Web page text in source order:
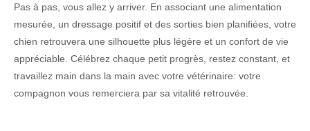
Pas à pas, vous allez y arriver. En associant une alimentation
mesurée, un dressage positif et des sorties bien planifiées, votre
chien retrouvera une silhouette plus légère et un confort de vie
appréciable. Célébrez chaque petit progrès, restez constant, et
travaillez main dans la main avec votre vétérinaire: votre
compagnon vous remerciera par sa vitalité retrouvée.